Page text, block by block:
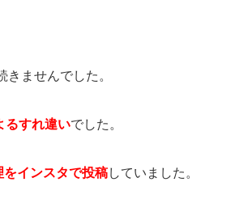
きませんでした。
るすれ違いでした。
インスタで投稿していました。